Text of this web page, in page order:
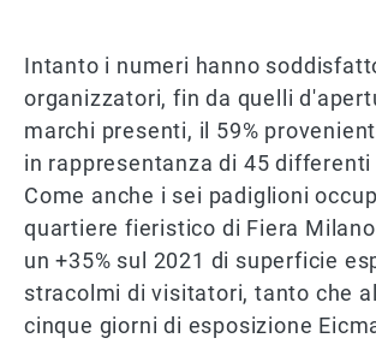
Intanto i numeri hanno
organizzatori, fin da quelli
marchi presenti, il 59%
in rappresentanza di 45 differenti
Come anche i sei padiglioni
quartiere fieristico di Fiera
un +35% sul 2021 di superficie
stracolmi di visitatori, tanto che
cinque giorni di esposizione